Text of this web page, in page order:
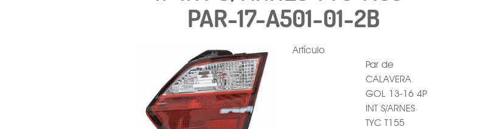
PAR-17-A501-01-2B
Artículo
Par de
CALAVERA
GOL 13-16 4P
INT S/ARNES
TYC T155